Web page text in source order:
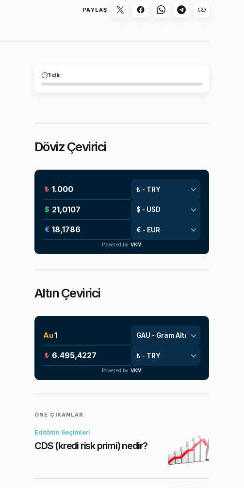
PAYLAŞ
1 dk
Döviz Çevirici
₺
$
€
Powered by VKM
Altın Çevirici
Au
₺
Powered by VKM
ÖNE ÇIKANLAR
Editörün Seçimleri
CDS (kredi risk primi) nedir?